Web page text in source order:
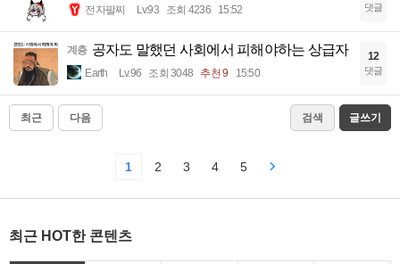
전자팔찌 Lv.93 조회 4236 15:52 댓글
계층 공자도 말했던 사회에서 피해야하는 상급자
Earth Lv.96 조회 3048 추천 9 15:50
12
댓글
최근 다음 검색 글쓰기
1 2 3 4 5
최근 HOT한 콘텐츠